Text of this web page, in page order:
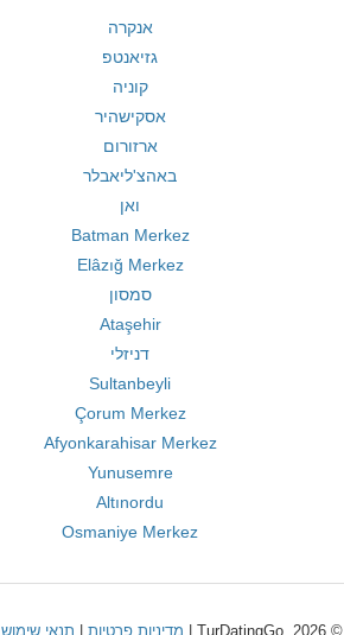
אנקרה
גזיאנטפ
קוניה
אסקישהיר
ארזורום
באהצ'ליאבלר
ואן
Batman Merkez
Elâzığ Merkez
סמסון
Ataşehir
דניזלי
Sultanbeyli
Çorum Merkez
Afyonkarahisar Merkez
Yunusemre
Altınordu
Osmaniye Merkez
© 2026, TurDatingGo | מדיניות פרטיות תנאי שימוש